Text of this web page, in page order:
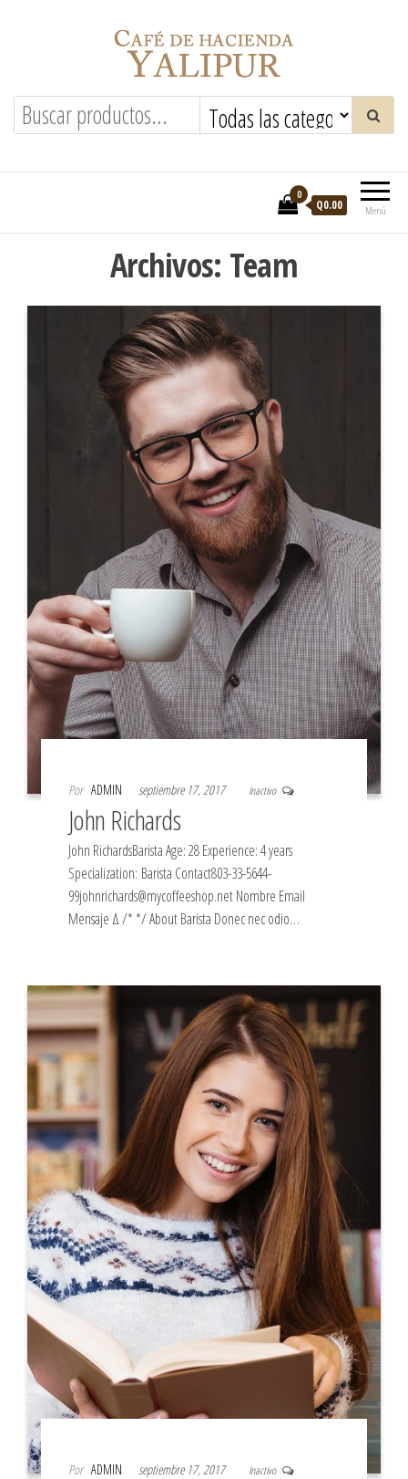
contenido
Hacienda Yalipur
Menú
0
Q0.00
Archivos: Team
Por ADMIN septiembre 17, 2017 Inactivo
John Richards
John RichardsBarista Age: 28 Experience: 4 years
Specialization: Barista Contact803-33-5644-
99johnrichards@mycoffeeshop.net Nombre Email
Mensaje Δ /* */ About Barista Donec nec odio…
Por ADMIN septiembre 17, 2017 Inactivo